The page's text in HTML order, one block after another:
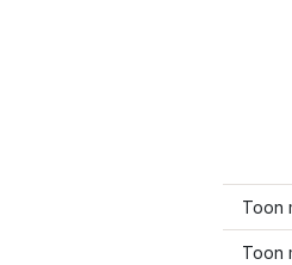
Toon
Toon